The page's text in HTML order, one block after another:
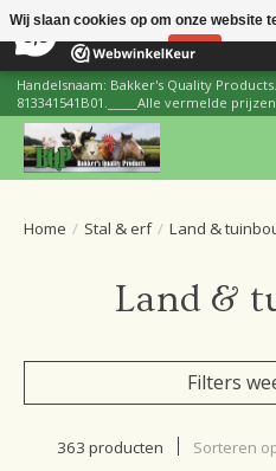
206 Reviews
Handelsnaam: Bakker's Quality
813341541B01._____Alle vermelde
Home / Stal & erf / Land &
Land &
Filters
363 producten Sorteren
Wij slaan cookies op om onze website
Nee